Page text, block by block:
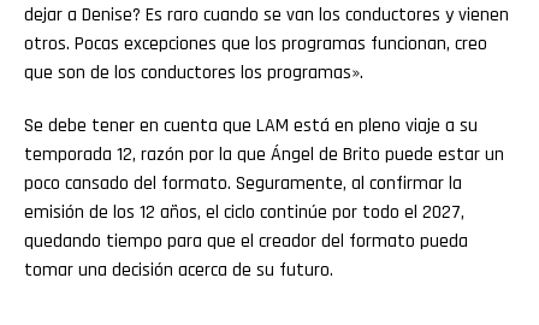
dejar a Denise? Es raro cuando se van los conductores y vienen
otros. Pocas excepciones que los programas funcionan, creo
que son de los conductores los programas».
Se debe tener en cuenta que LAM está en pleno viaje a su
temporada 12, razón por la que Ángel de Brito puede estar un
poco cansado del formato. Seguramente, al confirmar la
emisión de los 12 años, el ciclo continúe por todo el 2027,
quedando tiempo para que el creador del formato pueda
tomar una decisión acerca de su futuro.